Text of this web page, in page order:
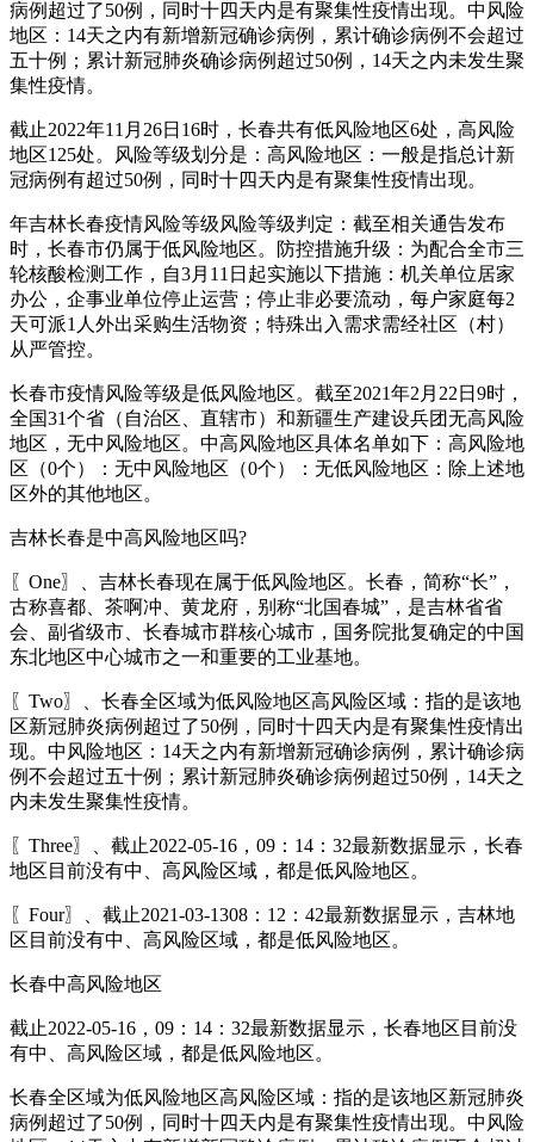
病例超过了50例，同时十四天内是有聚集性疫情出现。中风险
地区：14天之内有新增新冠确诊病例，累计确诊病例不会超过
五十例；累计新冠肺炎确诊病例超过50例，14天之内未发生聚
集性疫情。
截止2022年11月26日16时，长春共有低风险地区6处，高风险
地区125处。风险等级划分是：高风险地区：一般是指总计新
冠病例有超过50例，同时十四天内是有聚集性疫情出现。
年吉林长春疫情风险等级风险等级判定：截至相关通告发布
时，长春市仍属于低风险地区。防控措施升级：为配合全市三
轮核酸检测工作，自3月11日起实施以下措施：机关单位居家
办公，企事业单位停止运营；停止非必要流动，每户家庭每2
天可派1人外出采购生活物资；特殊出入需求需经社区（村）
从严管控。
长春市疫情风险等级是低风险地区。截至2021年2月22日9时，
全国31个省（自治区、直辖市）和新疆生产建设兵团无高风险
地区，无中风险地区。中高风险地区具体名单如下：高风险地
区（0个）：无中风险地区（0个）：无低风险地区：除上述地
区外的其他地区。
吉林长春是中高风险地区吗?
〖One〗、吉林长春现在属于低风险地区。长春，简称“长”，
古称喜都、茶啊冲、黄龙府，别称“北国春城”，是吉林省省
会、副省级市、长春城市群核心城市，国务院批复确定的中国
东北地区中心城市之一和重要的工业基地。
〖Two〗、长春全区域为低风险地区高风险区域：指的是该地
区新冠肺炎病例超过了50例，同时十四天内是有聚集性疫情出
现。中风险地区：14天之内有新增新冠确诊病例，累计确诊病
例不会超过五十例；累计新冠肺炎确诊病例超过50例，14天之
内未发生聚集性疫情。
〖Three〗、截止2022-05-16，09：14：32最新数据显示，长春
地区目前没有中、高风险区域，都是低风险地区。
〖Four〗、截止2021-03-1308：12：42最新数据显示，吉林地
区目前没有中、高风险区域，都是低风险地区。
长春中高风险地区
截止2022-05-16，09：14：32最新数据显示，长春地区目前没
有中、高风险区域，都是低风险地区。
长春全区域为低风险地区高风险区域：指的是该地区新冠肺炎
病例超过了50例，同时十四天内是有聚集性疫情出现。中风险